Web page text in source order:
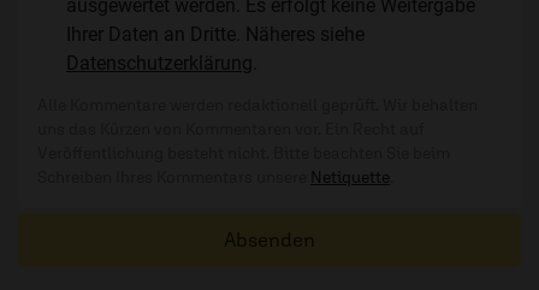
ausgewertet werden. Es erfolgt keine Weitergabe
Ihrer Daten an Dritte. Näheres siehe
Datenschutzerklärung
Netiquette
Absenden